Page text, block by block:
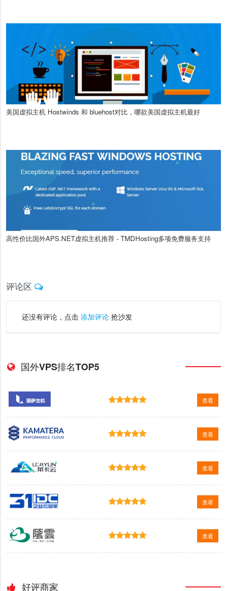
美国虚拟主机 Hostwinds 和 bluehost对比，哪款美国虚拟主机最好
高性价比国外APS.NET虚拟主机推荐 - TMDHosting多项免费服务支持
评论区
还没有评论，点击 添加评论抢沙发
国外VPS排名TOP5
查看
查看
查看
查看
查看
好评商家